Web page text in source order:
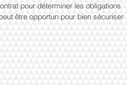
pour déterminer les obligations
être opportun pour bien sécuriser